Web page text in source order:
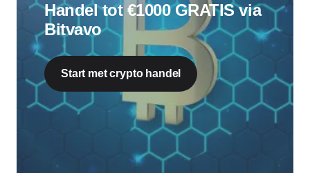
Handel tot €1000 GRATIS via
Bitvavo
Start met crypto handel